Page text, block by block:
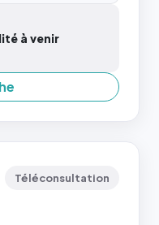
à venir
Téléconsultation